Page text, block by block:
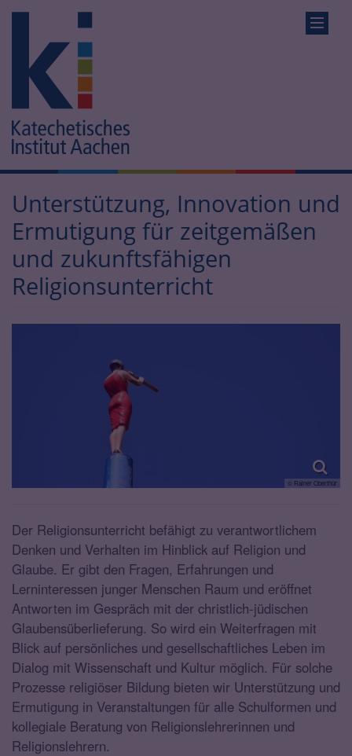
Unterstützung, Innovation und
Ermutigung für zeitgemäßen
und zukunftsfähigen
Religionsunterricht
© Rainer Oberthür
Der Religionsunterricht befähigt zu verantwortlichem
Denken und Verhalten im Hinblick auf Religion und
Glaube. Er gibt den Fragen, Erfahrungen und
Lerninteressen junger Menschen Raum und eröffnet
Antworten im Gespräch mit der christlich-jüdischen
Glaubensüberlieferung. So wird ein Weiterfragen mit
Blick auf persönliches und gesellschaftliches Leben im
Dialog mit Wissenschaft und Kultur möglich. Für solche
Prozesse religiöser Bildung bieten wir Unterstützung und
Ermutigung in Veranstaltungen für alle Schulformen und
kollegiale Beratung von Religionslehrerinnen und
Religionslehrern.